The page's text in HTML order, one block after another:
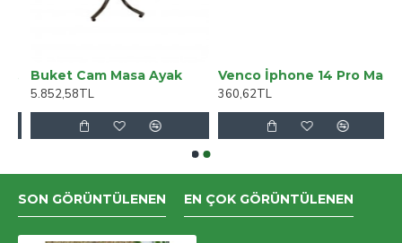
Buket Cam Masa Ayak
5.852,58TL
Venco İphone 14 Pro Max Brand Kapak - Gümüş
360,62TL
SON GÖRÜNTÜLENEN EN ÇOK GÖRÜNTÜLENEN